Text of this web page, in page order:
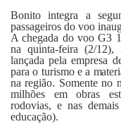
Bonito integra a
passageiros do voo
A chegada do voo G3
na quinta-feira (2/
lançada pela empresa
para o turismo e a
na região. Somente no
milhões em obras
rodovias, e nas
educação).